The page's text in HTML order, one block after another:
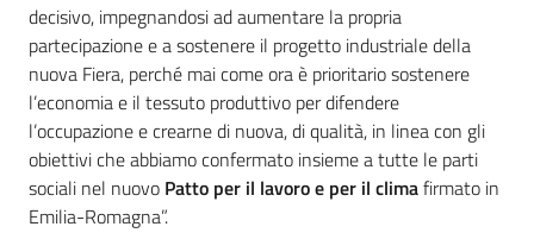
decisivo, impegnandosi ad aumentare la propria
partecipazione e a sostenere il progetto industriale della
nuova Fiera, perché mai come ora è prioritario sostenere
l’economia e il tessuto produttivo per difendere
l’occupazione e crearne di nuova, di qualità, in linea con gli
obiettivi che abbiamo confermato insieme a tutte le parti
sociali nel nuovo Patto per il lavoro e per il climafirmato in
Emilia-Romagna”.